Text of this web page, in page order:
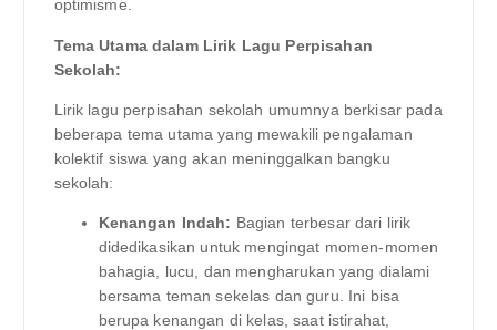
optimisme.
Tema Utama dalam Lirik Lagu Perpisahan
Sekolah:
Lirik lagu perpisahan sekolah umumnya berkisar pada
beberapa tema utama yang mewakili pengalaman
kolektif siswa yang akan meninggalkan bangku
sekolah:
Kenangan Indah: Bagian terbesar dari lirik
didedikasikan untuk mengingat momen-momen
bahagia, lucu, dan mengharukan yang dialami
bersama teman sekelas dan guru. Ini bisa
berupa kenangan di kelas, saat istirahat,